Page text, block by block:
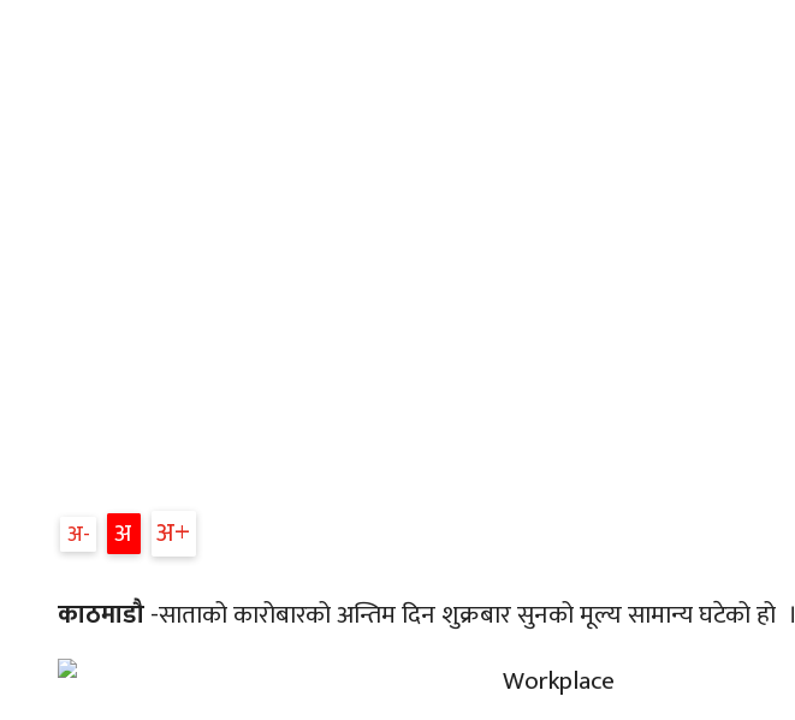
अ अ अ
काठमाडौ-साताको कारोबारको अन्तिम दिन शुक्रबार सुनको मूल्य सामान्य घटेको हो ।